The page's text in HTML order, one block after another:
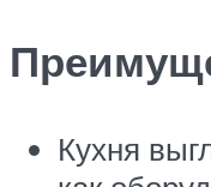
Кухня